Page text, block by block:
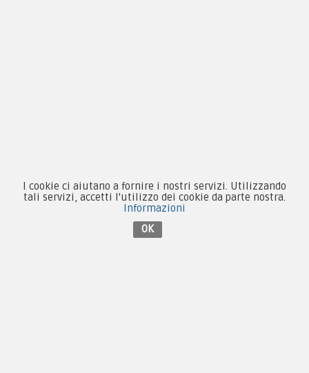
Contattaci su Facebook
I cookie ci aiutano a fornire i nostri servizi. Utilizzando
tali servizi, accetti l'utilizzo dei cookie da parte nostra.
Informazioni
OK